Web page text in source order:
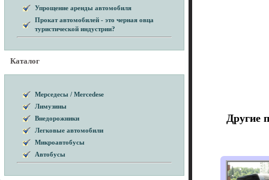
Упрощение аренды автомобиля
Прокат автомобилей - это черная овца
туристической индустрии?
Каталог
Мерседесы / Mercedese
Лимузины
Внедорожники
Легковые автомобили
Микроавтобусы
Автобусы
Другие